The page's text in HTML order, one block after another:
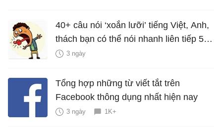
40+ câu nói ‘xoắn lưỡi’ tiếng Việt, Anh,
thách bạn có thể nói nhanh liên tiếp 5
lần mà vẫn trôi chảy
3 ngày
Tổng hợp những từ viết tắt trên
Facebook thông dụng nhất hiện nay
3 ngày 1K+